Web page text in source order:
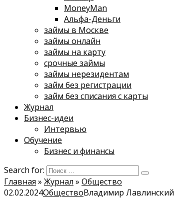
MoneyMan
Альфа-Деньги
займы в Москве
займы онлайн
займы на карту
срочные займы
займы нерезидентам
займ без регистрации
займ без списания с карты
Журнал
Бизнес-идеи
Интервью
Обучение
Бизнес и финансы
Search for:
Главная » Журнал » Общество
02.02.2024ОбществоВладимир Лавлинский